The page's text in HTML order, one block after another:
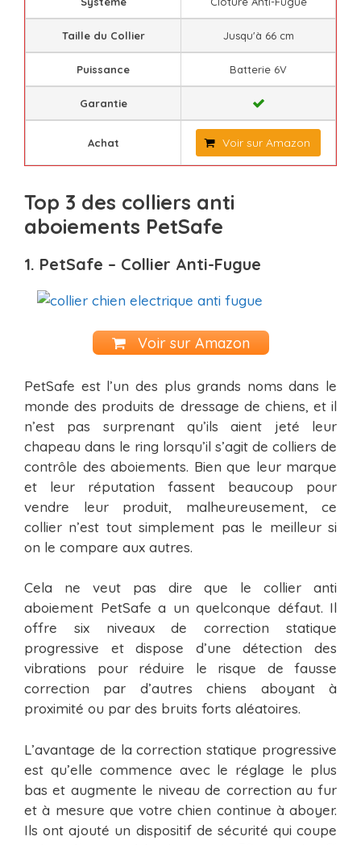
Taille du Collier Jusqu'à 66 cm
Puissance Batterie 6V
Garantie
Achat Voir sur Amazon
Top 3 des colliers anti
aboiements PetSafe
1. PetSafe – Collier Anti-Fugue
Voir sur Amazon
PetSafe est l’un des plus grands noms dans le
monde des produits de dressage de chiens, et il
n’est pas surprenant qu’ils aient jeté leur
chapeau dans le ring lorsqu’il s’agit de colliers de
contrôle des aboiements. Bien que leur marque
et leur réputation fassent beaucoup pour
vendre leur produit, malheureusement, ce
collier n’est tout simplement pas le meilleur si
on le compare aux autres.
Cela ne veut pas dire que le collier anti
aboiement PetSafe a un quelconque défaut. Il
offre six niveaux de correction statique
progressive et dispose d’une détection des
vibrations pour réduire le risque de fausse
correction par d’autres chiens aboyant à
proximité ou par des bruits forts aléatoires.
L’avantage de la correction statique progressive
est qu’elle commence avec le réglage le plus
bas et augmente le niveau de correction au fur
et à mesure que votre chien continue à aboyer.
Ils ont ajouté un dispositif de sécurité qui coupe